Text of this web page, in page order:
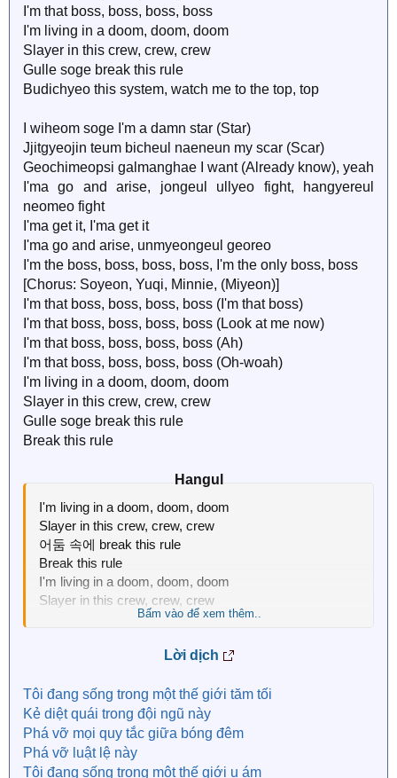
I'm that boss, boss, boss, boss
I'm living in a doom, doom, doom
Slayer in this crew, crew, crew
Gulle soge break this rule
Budichyeo this system, watch me to the top, top
I wiheom soge I'm a damn star (Star)
Jjitgyeojin teum bicheul naeneun my scar (Scar)
Geochimeopsi galmanghae I want (Already know), yeah
I'ma go and arise, jongeul ullyeo fight, hangyereul
neomeo fight
I'ma get it, I'ma get it
I'ma go and arise, unmyeongeul georeo
I'm the boss, boss, boss, boss, I'm the only boss, boss
[Chorus: Soyeon, Yuqi, Minnie, (Miyeon)]
I'm that boss, boss, boss, boss (I'm that boss)
I'm that boss, boss, boss, boss (Look at me now)
I'm that boss, boss, boss, boss (Ah)
I'm that boss, boss, boss, boss (Oh-woah)
I'm living in a doom, doom, doom
Slayer in this crew, crew, crew
Gulle soge break this rule
Break this rule
Hangul​
I'm living in a doom, doom, doom
Slayer in this crew, crew, crew
어둠 속에 break this rule
Break this rule
I'm living in a doom, doom, doom
Slayer in this crew, crew, crew
굴레 속에 break this rule
다음 세계를 열어 one way (Knock you out)
I'm the one and only
완전해진 나를 이뤄
감각을 깨워 I raise up this crowd
어둠을 끌고서 take up the crown
Bấm vào để xem thêm..
Lời dịch
Tôi đang sống trong một thế giới tăm tối
Kẻ diệt quái trong đội ngũ này
Phá vỡ mọi quy tắc giữa bóng đêm
Phá vỡ luật lệ này
Tôi đang sống trong một thế giới u ám